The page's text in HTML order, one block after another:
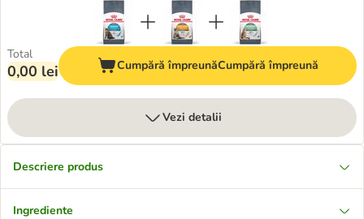
Total
0,00 lei Cumpără împreunăCumpără împreună
Vezi detalii
Descriere produs
Ingrediente